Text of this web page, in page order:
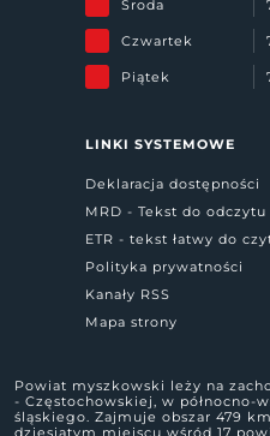
Środa
Czwartek
Piątek
LINKI SYSTEMOWE
Deklaracja dostępności
MRD - Tekst do
ETR - tekst łatwy do
Polityka prywatności
Kanały RSS
Mapa strony
Powiat myszkowski leży na
- Częstochowskiej, w północno-
śląskiego. Zajmuje obszar 479
dziesiątym miejscu wśród 17